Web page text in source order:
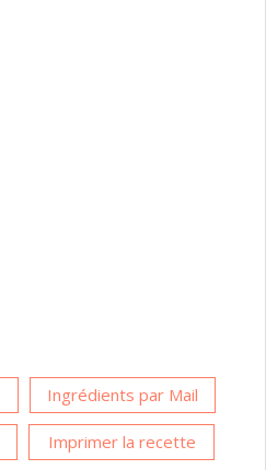
Ingrédients par Mail
Imprimer la recette